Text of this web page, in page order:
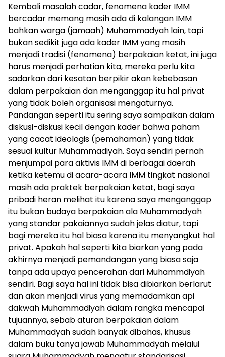
​Kembali masalah cadar, fenomena kader IMM
bercadar memang masih ada di kalangan IMM
bahkan warga (jamaah) Muhammadyah lain, tapi
bukan sedikit juga ada kader IMM yang masih
menjadi tradisi (fenomena) berpakaian ketat, ini juga
harus menjadi perhatian kita, mereka perlu kita
sadarkan dari kesatan berpikir akan kebebasan
dalam perpakaian dan menganggap itu hal privat
yang tidak boleh organisasi mengaturnya.
Pandangan seperti itu sering saya sampaikan dalam
diskusi-diskusi kecil dengan kader bahwa paham
yang cacat ideologis (pemahaman) yang tidak
sesuai kultur Muhammadiyah. Saya sendiri pernah
menjumpai para aktivis IMM di berbagai daerah
ketika ketemu di acara-acara IMM tingkat nasional
masih ada praktek berpakaian ketat, bagi saya
pribadi heran melihat itu karena saya menganggap
itu bukan budaya berpakaian ala Muhammadyah
yang standar pakaiannya sudah jelas diatur, tapi
bagi mereka itu hal biasa karena itu menyangkut hal
privat. Apakah hal seperti kita biarkan yang pada
akhirnya menjadi pemandangan yang biasa saja
tanpa ada upaya pencerahan dari Muhammdiyah
sendiri. Bagi saya hal ini tidak bisa dibiarkan berlarut
dan akan menjadi virus yang memadamkan api
dakwah Muhammadiyah dalam rangka mencapai
tujuannya, sebab aturan berpakaian dalam
Muhammadyah sudah banyak dibahas, khusus
dalam buku tanya jawab Muhammadyah melalui